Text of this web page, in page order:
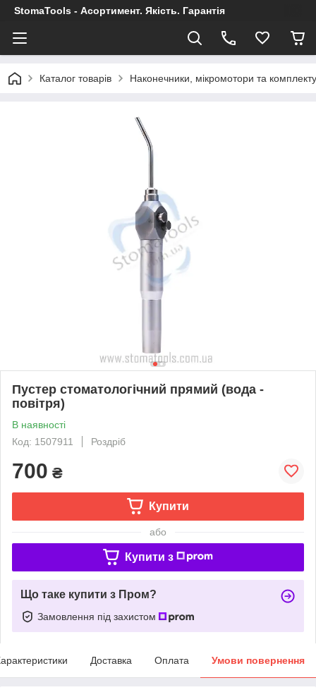
StomaTools - Асортимент. Якість. Гарантія
Каталог товарів Наконечники, мікромотори та
Пустер стоматологічний прямий (вода -
повітря)
В наявності
Код: 1507911
Роздріб
700 ₴
Купити
або
Купити з
Що таке купити з Пром?
Замовлення під захистом
Доставка Оплата Умови повернення